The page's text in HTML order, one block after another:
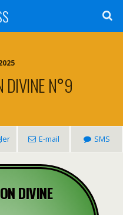
DIVINE N°9
E-mail SMS
DIVINE